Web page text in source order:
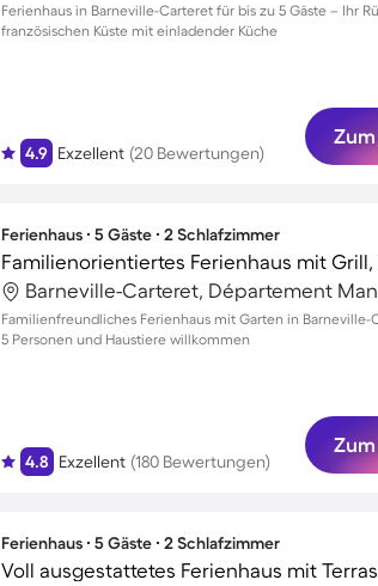
Ferienhaus in Barneville-Carteret für bis zu 5 Gäste – Ihr
französischen Küste mit einladender Küche
4.9 Exzellent (20 Bewertungen)
Ferienhaus ∙ 5 Gäste ∙ 2 Schlafzimmer
Familienfreundliches Ferienhaus mit Garten in Barneville-
5 Personen und Haustiere willkommen
4.8 Exzellent (180 Bewertungen)
Ferienhaus ∙ 5 Gäste ∙ 2 Schlafzimmer